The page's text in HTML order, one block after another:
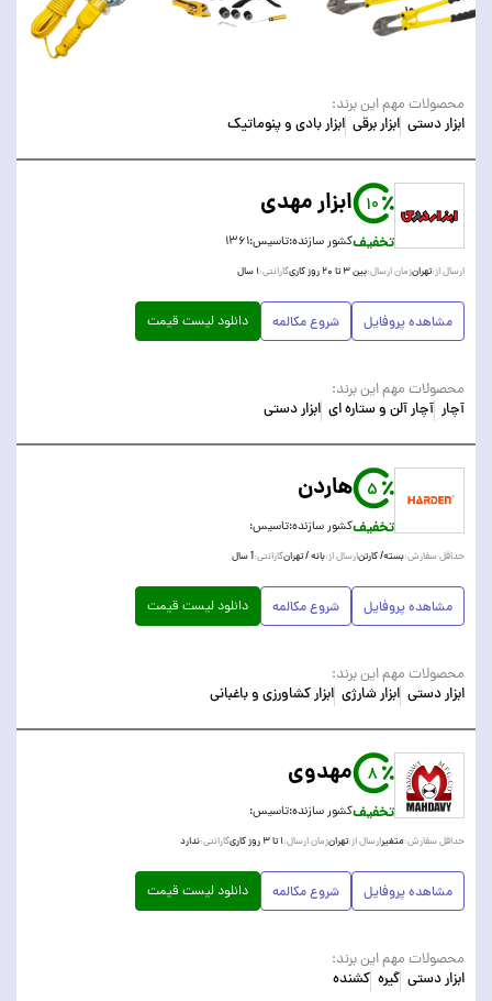
محصولات مهم این برند:
ابزار دستی ابزار برقی ابزار بادی و پنوماتیک
10
تخفیف
ابزار مهدی
کشور سازنده:تاسیس:۱۳۶۱
ارسال از:تهرانزمان ارسال:بین ۳ تا ۲۰ روز کاری گارانتی:۱ سال
مشاهده پروفایل شروع مکالمه دانلود لیست قیمت
محصولات مهم این برند:
آچار آچار آلن و ستاره ای ابزار دستی
5
تخفیف
هاردن
کشور سازنده:تاسیس:
حداقل سفارش:بسته/ کارتنارسال از:بانه / تهرانگارانتی:1 سال
مشاهده پروفایل شروع مکالمه دانلود لیست قیمت
محصولات مهم این برند:
ابزار دستی ابزار شارژی ابزار کشاورزی و باغبانی
8
تخفیف
مهدوی
کشور سازنده:تاسیس:
حداقل سفارش:متغیرارسال از:تهرانزمان ارسال:۱ تا ۳ روز کاری گارانتی:ندارد
مشاهده پروفایل شروع مکالمه دانلود لیست قیمت
محصولات مهم این برند:
ابزار دستی گیره کشنده